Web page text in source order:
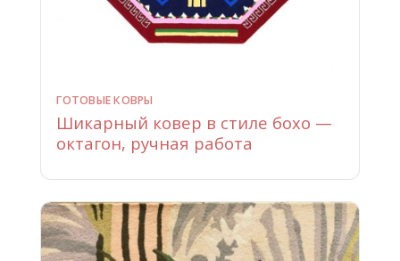
ГОТОВЫЕ КОВРЫ
Шикарный ковер в стиле бохо —
октагон, ручная работа